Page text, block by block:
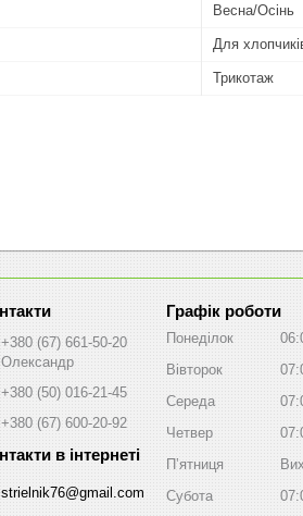
Весна/Осінь
Для
Трикотаж
+380 (67) 661-50-20
Олександр
+380 (50) 016-21-45
+380 (67) 600-20-92
strielnik76@gmail.com
Графік роботи
Понеділок
Вівторок
Середа
Четвер
Пʼятниця
Субота